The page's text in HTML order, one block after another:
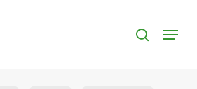
search
Menu